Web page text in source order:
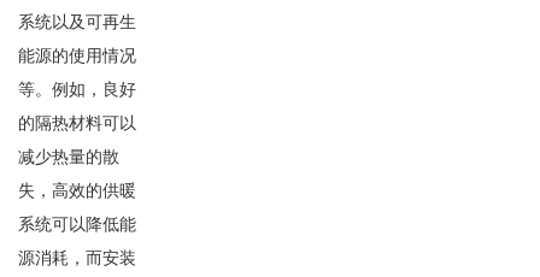
系统以及可再生
能源的使用情况
等。例如，良好
的隔热材料可以
减少热量的散
失，高效的供暖
系统可以降低能
源消耗，而安装